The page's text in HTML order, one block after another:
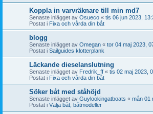
Koppla in varvräknare till min md7
Senaste inlägget av Osueco « tis 06 jun 2023,
Postat i Fixa och vårda din båt
blogg
Senaste inlägget av Omegan « tor 04 maj 2023,
Postat i Sailguides klotterplank
Läckande dieselanslutning
Senaste inlägget av Fredrik_ff « tis 02 maj 2023,
Postat i Fixa och vårda din båt
Söker båt med ståhöjd
Senaste inlägget av Guylookingatboats « mån 01
Postat i Välja båt, båtmodeller